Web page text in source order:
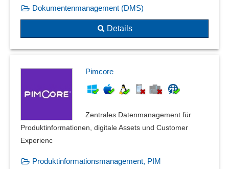
Tabellenkalkulation
To-Do-Listen
verschiedene Drucksysteme
Verteilung von Reports
Vorschau und Duplexdruck
Web to Print
Webclient für Druck
Zähllistendruck
Dokumentenmanagement (DMS)
Details
Pimcore
Zentrales Datenmanagement für
Produktinformationen, digitale Assets und Customer
Experienc
Produktinformationsmanagement, PIM